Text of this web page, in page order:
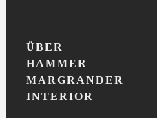
ÜBER
HAMMER
MARGRANDER
INTERIOR